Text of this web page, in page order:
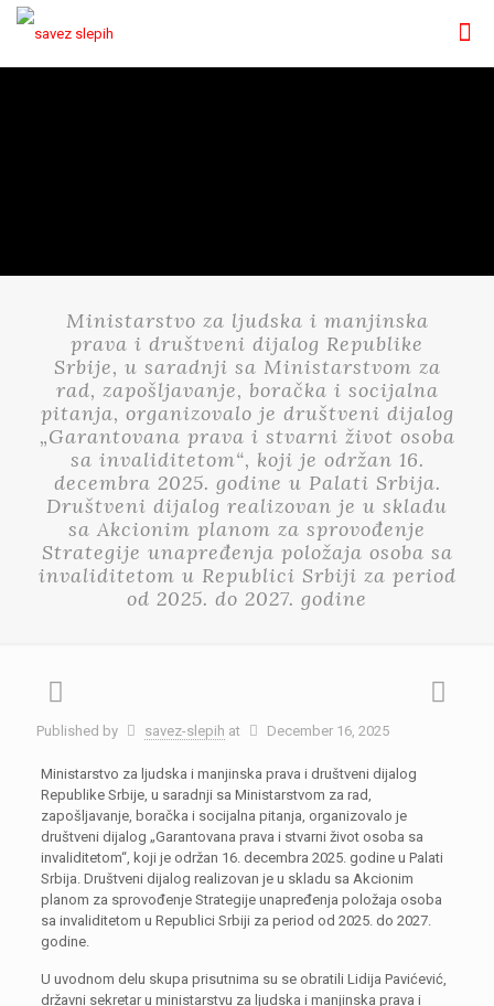
Ministarstvo za ljudska i manjinska
prava i društveni dijalog Republike
Srbije, u saradnji sa Ministarstvom za
rad, zapošljavanje, boračka i socijalna
pitanja, organizovalo je društveni dijalog
„Garantovana prava i stvarni život osoba
sa invaliditetom“, koji je održan 16.
decembra 2025. godine u Palati Srbija.
Društveni dijalog realizovan je u skladu
sa Akcionim planom za sprovođenje
Strategije unapređenja položaja osoba sa
invaliditetom u Republici Srbiji za period
od 2025. do 2027. godine
Published by savez-slepih at December 16, 2025
Ministarstvo za ljudska i manjinska prava i društveni dijalog
Republike Srbije, u saradnji sa Ministarstvom za rad,
zapošljavanje, boračka i socijalna pitanja, organizovalo je
društveni dijalog „Garantovana prava i stvarni život osoba sa
invaliditetom“, koji je održan 16. decembra 2025. godine u Palati
Srbija. Društveni dijalog realizovan je u skladu sa Akcionim
planom za sprovođenje Strategije unapređenja položaja osoba
sa invaliditetom u Republici Srbiji za period od 2025. do 2027.
godine.
U uvodnom delu skupa prisutnima su se obratili Lidija Pavićević,
državni sekretar u ministarstvu za ljudska i manjinska prava i